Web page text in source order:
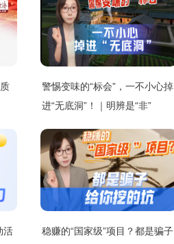
警惕变味的“标会”，一不小心掉
进“无底洞”！｜明辨是“非”
活
稳赚的“国家级”项目？都是骗子